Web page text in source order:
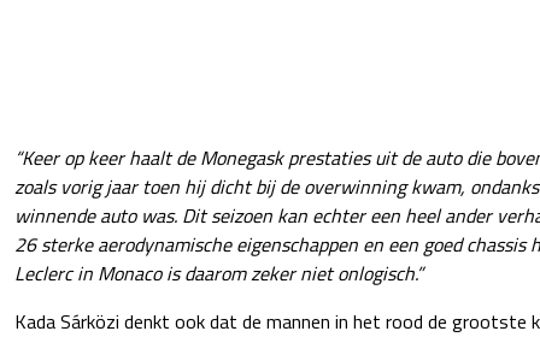
“Keer op keer haalt de Monegask prestaties uit de auto die
zoals vorig jaar toen hij dicht bij de overwinning kwam,
winnende auto was. Dit seizoen kan echter een heel ander
26 sterke aerodynamische eigenschappen en een goed chassis
Leclerc in Monaco is daarom zeker niet onlogisch.”
Kada Sárközi denkt ook dat de mannen in het rood de grootste